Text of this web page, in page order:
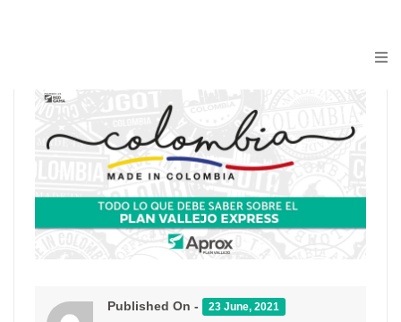
Published On - 23 June, 2021